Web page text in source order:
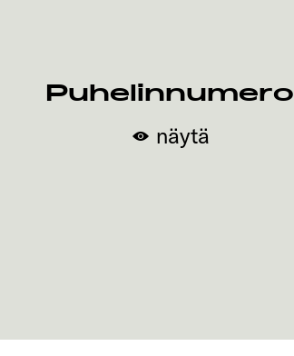
Puhelinnumero
näytä